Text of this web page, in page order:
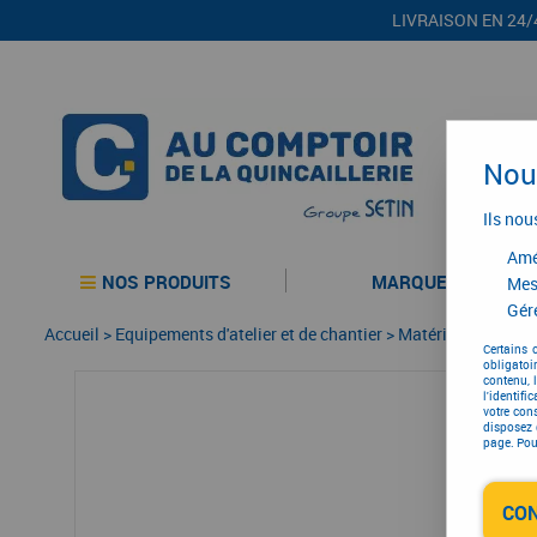
LIVRAISON EN 24/
NOS PRODUITS MARQUES
Accueil > Equipements d'atelier et de chantier > Matériel d'entretien
Ils
Certains
contenu,
votre
disposez
page.